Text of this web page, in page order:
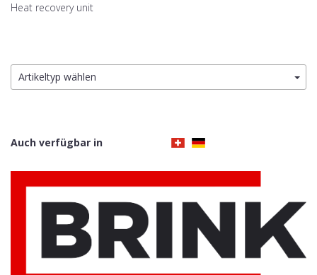
Heat recovery unit
Artikeltyp wählen
Auch verfügbar in